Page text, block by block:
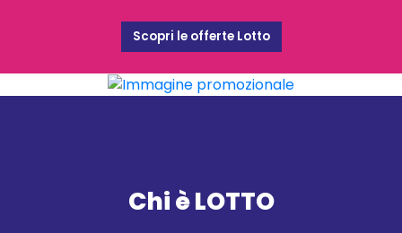
Scopri le offerte Lotto
Chi è LOTTO